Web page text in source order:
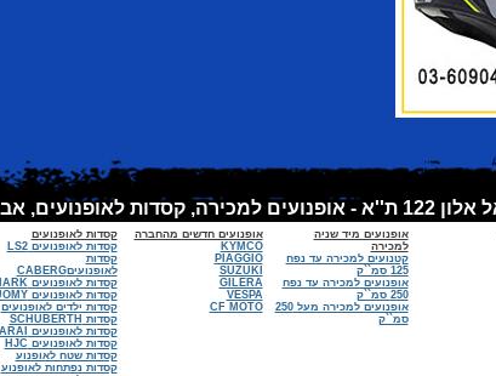
- 03 מוסך :03-6918674
אופנועים מיד שניה
למכירה
קטנועים למכירה עד נפח
125 סמ``ק
אופנועים למכירה עד נפח
250 סמ``ק
אופנועים למכירה מעל 250
סמ``ק
אופנועים חדשים מהחברה
KYMCO
PIAGGIO
SUZUKI
GILERA
VESPA
CF MOTO
קסדות לאופנועים
קסדות לאופנועים LS2
קסדות
לאופנועיםCABERG
קסדות לאופנועים SHARK
קסדות לאופנועים SUOMY
קסדות ילדים לאופנועים
קסדות SCHUBERTH
קסדות לאופנועים ARAI
קסדות לאופנועים HJC
קסדות שטח לאופנוע
קסדות נפתחות לאופנוע